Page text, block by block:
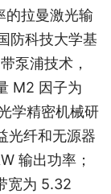
的拉曼激光输
防科技大学基
泵浦技术，
M2 因子为
学精密机械研
光纤和无源器
输出功率；
宽为 5.32